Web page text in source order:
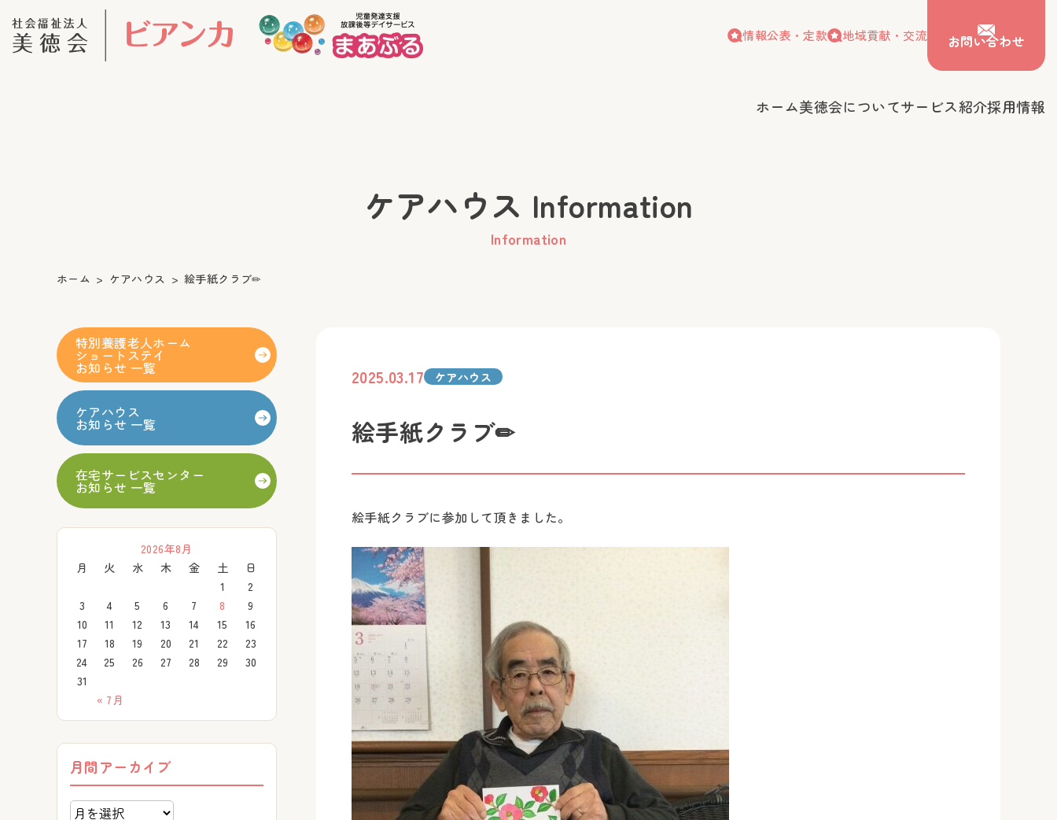
情報公表・定款 地域貢献・交流 お問い合わせ
ホーム美徳会についてサービス紹介採用情報
情報公表・定款 地域貢献・交流
ケアハウス Information
Information
ホーム ケアハウス 絵手紙クラブ✏
2025.03.17 ケアハウス
絵手紙クラブ✏
絵手紙クラブに参加して頂きました。
特別養護老人ホーム
ショートステイ
お知らせ 一覧
ケアハウス
お知らせ 一覧
在宅サービスセンター
お知らせ 一覧
2026年8月
月
火 水 木 金 土 日
« 7月
1
2
3
4 5 6 7 8
9
10
11 12 13 14 15
16
17
18 19 20 21 22
23
24
25 26 27 28 29
30
31
月間アーカイブ